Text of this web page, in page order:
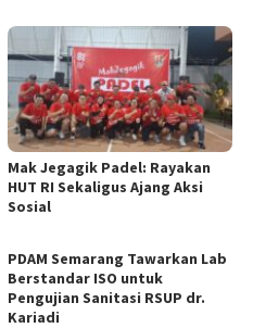
Mak Jegagik Padel: Rayakan
HUT RI Sekaligus Ajang Aksi
Sosial
PDAM Semarang Tawarkan Lab
Berstandar ISO untuk
Pengujian Sanitasi RSUP dr.
Kariadi